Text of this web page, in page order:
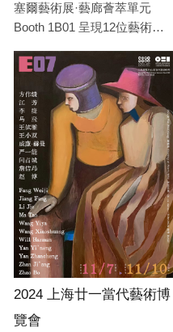
塞爾藝術展·藝廊薈萃單元
Booth 1B01 呈現12位藝術家
2024 上海廿一當代藝術博
覽會